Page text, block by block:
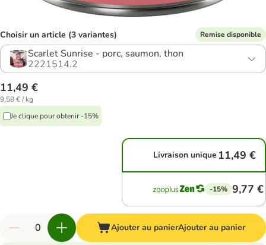
Choisir un article (3 variantes) Remise disponible
Scarlet Sunrise - porc, saumon, thon
2221514.2
11,49 €
9,58 € / kg
Je clique pour obtenir -15%
Livraison unique 11,49 €
-15% 9,77 €
Ajouter au panierAjouter au panier